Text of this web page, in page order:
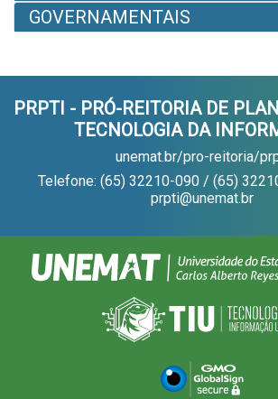
GOVERNAMENTAIS
PRPTI - PRÓ-REITORIA DE
TECNOLOGIA DA
unemat.br/pro-reitoria/
Telefone: (65) 32210-090 / (65)
prpti@unemat.br